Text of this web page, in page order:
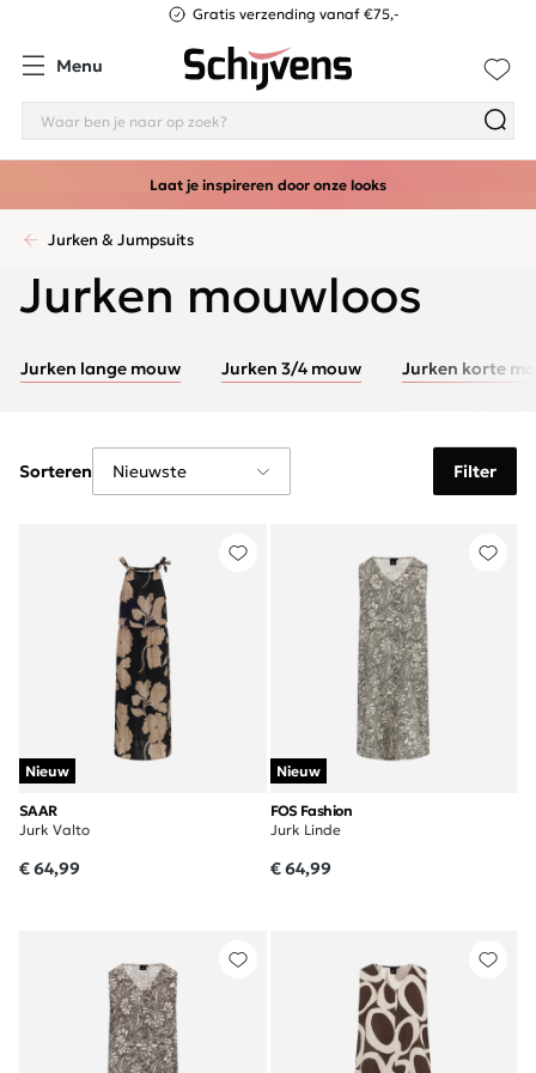
Gratis verzending vanaf €75,-
Menu
Laat je inspireren door onze looks
Jurken & Jumpsuits
Jurken mouwloos
Jurken lange mouw Jurken 3/4 mouw Jurken korte
Filter
Sorteren
Nieuw
SAAR
Jurk Valto
€ 64,99
Nieuw
FOS Fashion
Jurk Linde
€ 64,99